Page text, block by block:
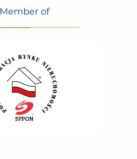
Member of